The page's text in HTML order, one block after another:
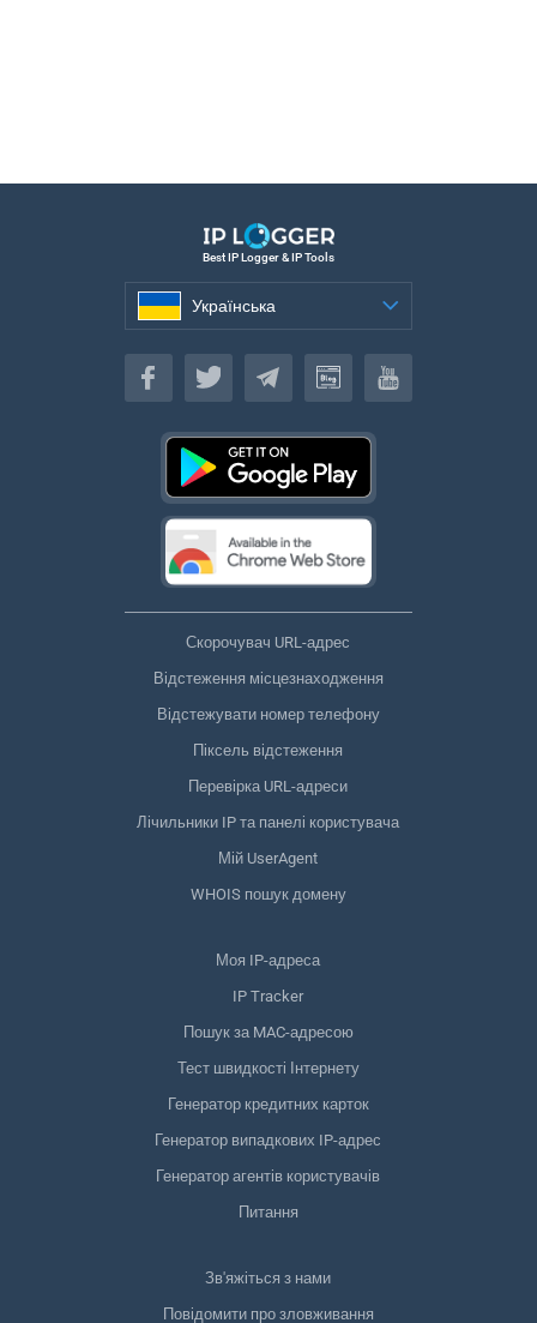
Best IP Logger & IP Tools
Українська
Українська
Скорочувач URL-адрес
Відстеження місцезнаходження
Відстежувати номер телефону
Піксель відстеження
Перевірка URL-адреси
Лічильники IP та панелі користувача
Мій UserAgent
WHOIS пошук домену
Моя IP-адреса
IP Tracker
Пошук за MAC-адресою
Тест швидкості Інтернету
Генератор кредитних карток
Генератор випадкових IP-адрес
Генератор агентів користувачів
Питання
Зв'яжіться з нами
Повідомити про зловживання